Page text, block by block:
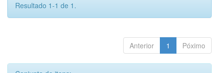
Resultado 1-1 de 1.
Anterior 1 Póximo